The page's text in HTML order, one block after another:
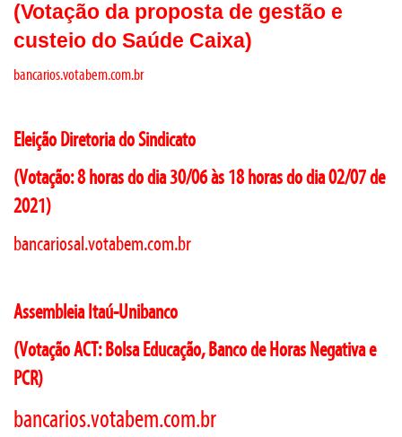
(Votação da proposta de gestão e
custeio do Saúde Caixa)
bancarios.votabem.com.br
Eleição Diretoria do Sindicato
(Votação: 8 horas do dia 30/06 às 18 horas do dia 02/07 de
2021)
bancariosal.votabem.com.br
Assembleia Itaú-Unibanco
(Votação ACT: Bolsa Educação, Banco de Horas Negativa e
PCR)
bancarios.votabem.com.br